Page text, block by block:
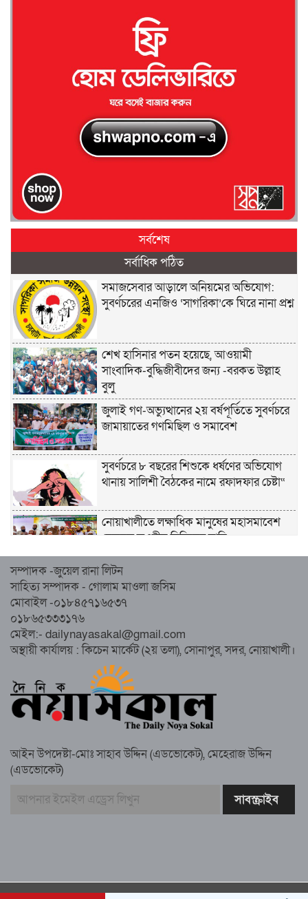
সর্বশেষ
সর্বাধিক পঠিত
সমাজসেবার আড়ালে অনিয়মের অভিযোগ:
সুবর্ণচরের এনজিও ‘সাগরিকা’কে ঘিরে নানা প্রশ্ন
শেখ হাসিনার পতন হয়েছে, আওয়ামী
সাংবাদিক-বুদ্ধিজীবীদের জন্য -বরকত উল্লাহ
বুলু
জুলাই গণ-অভ্যুত্থানের ২য় বর্ষপূর্তিতে সুবর্ণচরে
জামায়াতের গণমিছিল ও সমাবেশ
সুবর্ণচরে ৮ বছরের শিশুকে ধর্ষণের অভিযোগ
থানায় সালিশী বৈঠকের নামে রফাদফার চেষ্টা“
নোয়াখালীতে লক্ষাধিক মানুষের মহাসমাবেশ
হেজবুত তওহীদ নিষিদ্ধের দাবি
নোয়াখালীতে ইসলামী মহাসমাবেশের প্রস্তুতি
সম্পন্ন, অংশ নেবেন লক্ষাধিক মানুষ
নোয়াখালীতে ইসলামী ছাত্রশিবিরের ‘অদম্য
জুলাই’ মিছিল
সুবর্ণচরে মায়ের অভিযোগে সাবেক ভাইস
চেয়ারম্যান গ্রেপ্তার
স্মরণ সভায় মিলাদ ও দোয়া
সম্পাদক -জুয়েল রানা লিটন
সাহিত্য সম্পাদক - গোলাম মাওলা জসিম
মোবাইল -০১৮৪৫৭১৬৫৩৭
০১৮৬৫৩৩৩১৭৬
মেইল:- dailynayasakal@gmail.com
অস্থায়ী কার্যালয় : কিচেন মার্কেট (২য় তলা), সোনাপুর, সদর, নোয়াখালী।
আইন উপদেষ্টা-মোঃ সাহাব উদ্দিন (এডভোকেট), মেহেরাজ উদ্দিন
(এডভোকেট)